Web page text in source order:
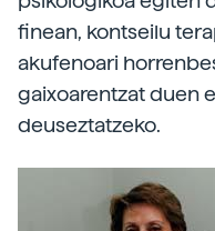
finean, kontseilu
akufenoari
gaixoarentzat duen
deuseztatzeko.